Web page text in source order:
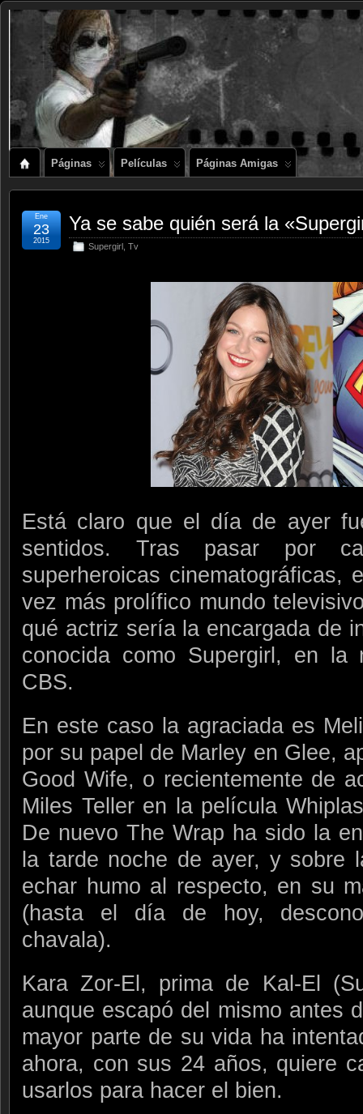
Páginas Películas Páginas Amigas
Ya se sabe quién será la
Supergirl Tv
Ene
23
2015
Está claro que el día de ayer
sentidos. Tras pasar por
superheroicas
vez más prolífico mundo
qué actriz sería la encargada de
conocida como Supergirl, en
CBS.
En este caso la agraciada es
por su papel de Marley en Glee,
Good Wife, o recientemente de
Miles Teller en la película
De nuevo The Wrap ha sido la
la tarde noche de ayer, y sobre
echar humo al respecto, en su
(hasta el día de hoy,
chavala).
Kara Zor-El, prima de Kal-El
aunque escapó del mismo antes
mayor parte de su vida ha
ahora, con sus 24 años, quiere
usarlos para hacer el bien.